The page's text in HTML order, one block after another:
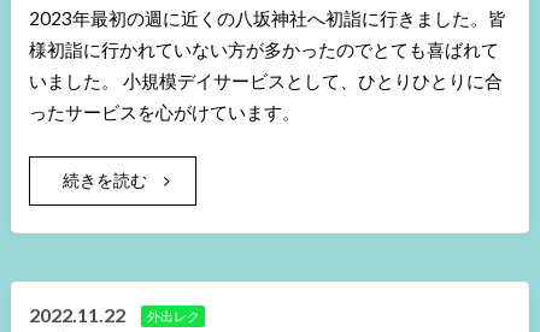
2023年最初の週に近くの八坂神社へ初詣に行きました。皆
様初詣に行かれていない方が多かったのでとても喜ばれて
いました。 小規模デイサービスとして、ひとりひとりに合
ったサービスを心がけています。
続きを読む
2022.11.22 外出レク